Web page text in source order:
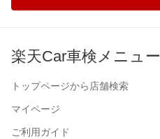
楽天Car車検メニュー
トップページから店舗検索
マイページ
ご利用ガイド